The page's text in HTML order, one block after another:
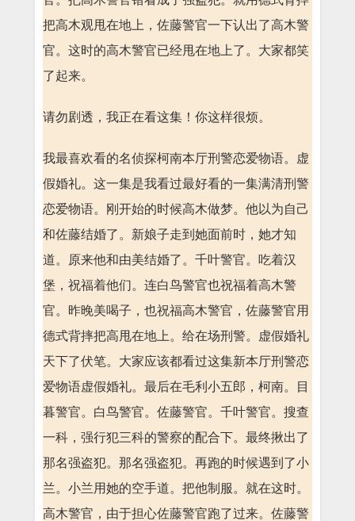
把高木观甩在地上，佐藤警官一下认出了高木警
官。这时的高木警官已经甩在地上了。大家都笑
了起来。
请勿剧透，我正在看这集！你这样很烦。
我最喜欢看的名侦探柯南本厅刑警恋爱物语。虚
假婚礼。这一集是我看过最好看的一集满清刑警
恋爱物语。刚开始的时候高木做梦。他以为自己
和佐藤结婚了。新娘子走到她面前时，她才知
道。原来他和由美结婚了。千叶警官。吃着汉
堡，祝福着他们。连白鸟警官也祝福着高木警
官。昨晚美喝子，也祝福高木警官，佐藤警官用
德式背摔把高甩在地上。给在场刑警。虚假婚礼
天下了伏笔。大家应该都看过这集新本厅刑警恋
爱物语虚假婚礼。最后在毛利小五郎，柯南。目
暮警官。白鸟警官。佐藤警官。千叶警官。搜查
一科，强行犯三科的警察的配合下。最终揪出了
那名强盗犯。那名强盗犯。再跑的时候遇到了小
兰。小兰用她的空手道。把他制服。就在这时。
高木警官，由于担心佐藤警官跑了过来。佐藤警